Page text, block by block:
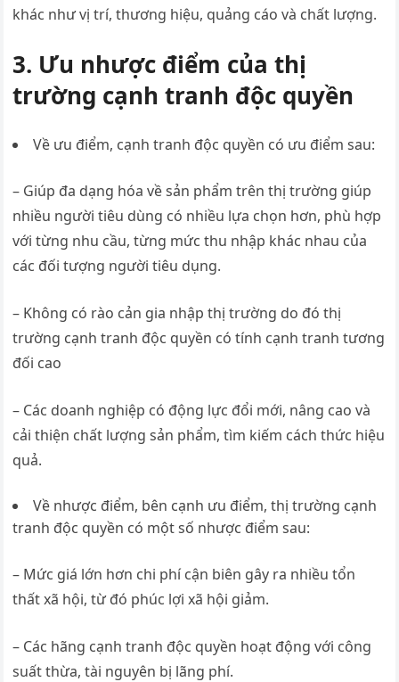
khác như vị trí, thương hiệu, quảng cáo và chất lượng.
3. Ưu nhược điểm của thị
trường cạnh tranh độc quyền
Về ưu điểm, cạnh tranh độc quyền có ưu điểm sau:
– Giúp đa dạng hóa về sản phẩm trên thị trường giúp
nhiều người tiêu dùng có nhiều lựa chọn hơn, phù hợp
với từng nhu cầu, từng mức thu nhập khác nhau của
các đối tượng người tiêu dụng.
– Không có rào cản gia nhập thị trường do đó thị
trường cạnh tranh độc quyền có tính cạnh tranh tương
đối cao
– Các doanh nghiệp có động lực đổi mới, nâng cao và
cải thiện chất lượng sản phẩm, tìm kiếm cách thức hiệu
quả.
Về nhược điểm, bên cạnh ưu điểm, thị trường cạnh
tranh độc quyền có một số nhược điểm sau:
– Mức giá lớn hơn chi phí cận biên gây ra nhiều tổn
thất xã hội, từ đó phúc lợi xã hội giảm.
– Các hãng cạnh tranh độc quyền hoạt động với công
suất thừa, tài nguyên bị lãng phí.